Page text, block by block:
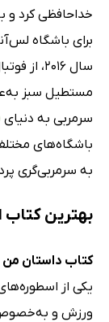
خداحافظی کرد و
برای باشگاه
سال
مستطیل سبز
سرمربی به دنیای
باشگاه‌های
به سرمربی‌گری
بهترین کتاب
کتاب داستان من
یکی از
ورزش و به‌خصوص